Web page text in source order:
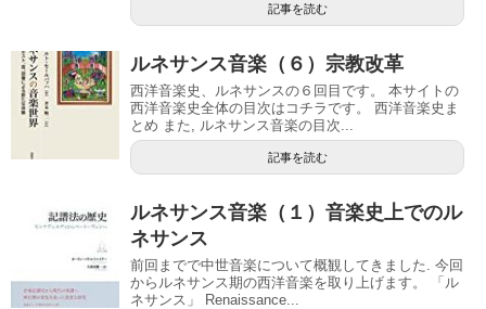
記事を読む
ルネサンス音楽（６）宗教改革
西洋音楽史、ルネサンスの６回目です。 本サイトの
西洋音楽史全体の目次はコチラです。 西洋音楽史ま
とめ また, ルネサンス音楽の目次...
記事を読む
ルネサンス音楽（１）音楽史上でのル
ネサンス
前回までで中世音楽について概観してきました. 今回
からルネサンス期の西洋音楽を取り上げます。 「ル
ネサンス」 Renaissance...